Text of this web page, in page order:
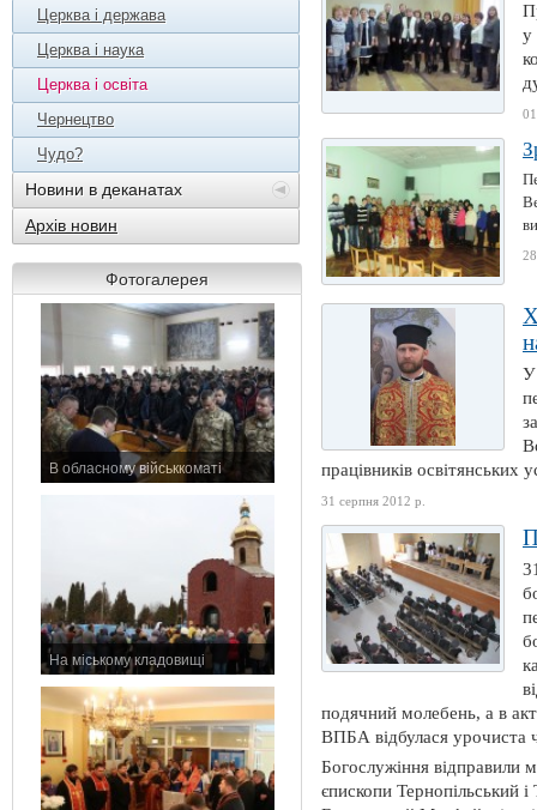
Церква і держава
Церква і наука
Церква і освіта
Чернецтво
Чудо?
Новини в деканатах
Архів новин
Фотогалерея
В обласному військкоматі
На міському кладовищі
у
У
працівників освітянських
31 серпня 2012 р.
подячний молебень, а в
ВПБА відбулася урочиста
Богослужіння відправили
єпископи Тернопільський